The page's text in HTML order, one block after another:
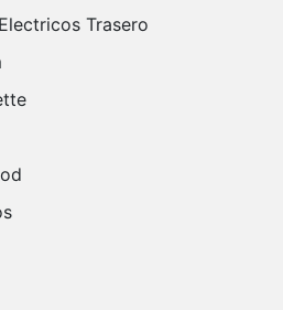
Trasero